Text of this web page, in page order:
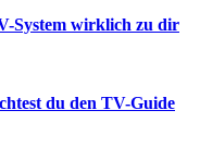
System wirklich zu dir
du den TV-Guide